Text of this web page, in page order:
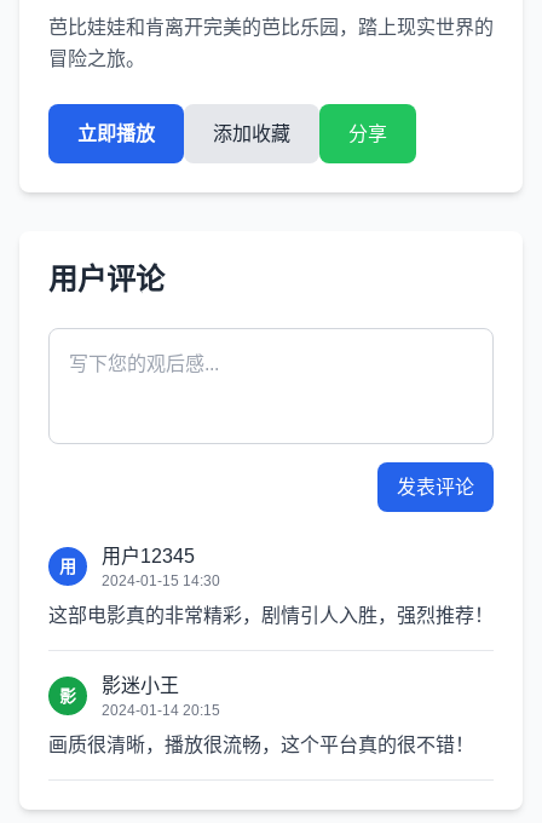
芭比娃娃和肯离开完美的芭比乐园，踏上现实世界的
冒险之旅。
立即播放 添加收藏 分享
用户评论
发表评论
用 用户12345
2024-01-15 14:30
这部电影真的非常精彩，剧情引人入胜，强烈推荐！
影 影迷小王
2024-01-14 20:15
画质很清晰，播放很流畅，这个平台真的很不错！